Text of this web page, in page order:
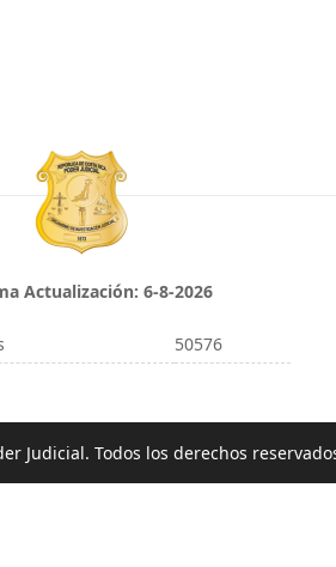
Actualización: 6-8-2026
50576
Judicial. Todos los derechos